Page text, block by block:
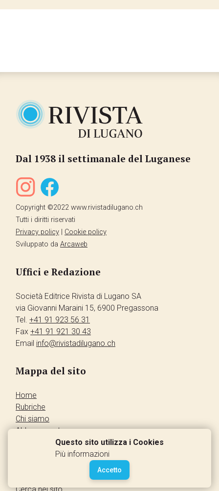
…
Dal 1938 il settimanale del Luganese
Copyright ©2022 www.rivistadilugano.ch
Tutti i diritti riservati
Privacy policy
Cookie policy
Sviluppato da Arcaweb
Uffici e Redazione
Società Editrice Rivista di Lugano SA
via Giovanni Maraini 15, 6900 Pregassona
Tel. +41 91 923 56 31
Fax +41 91 921 30 43
Email info@rivistadilugano.ch
Mappa del sito
Home
Rubriche
Chi siamo
Abbonamento
Annunci dei lettori
Questo sito utilizza i Cookies
Più informazioni
Accetto